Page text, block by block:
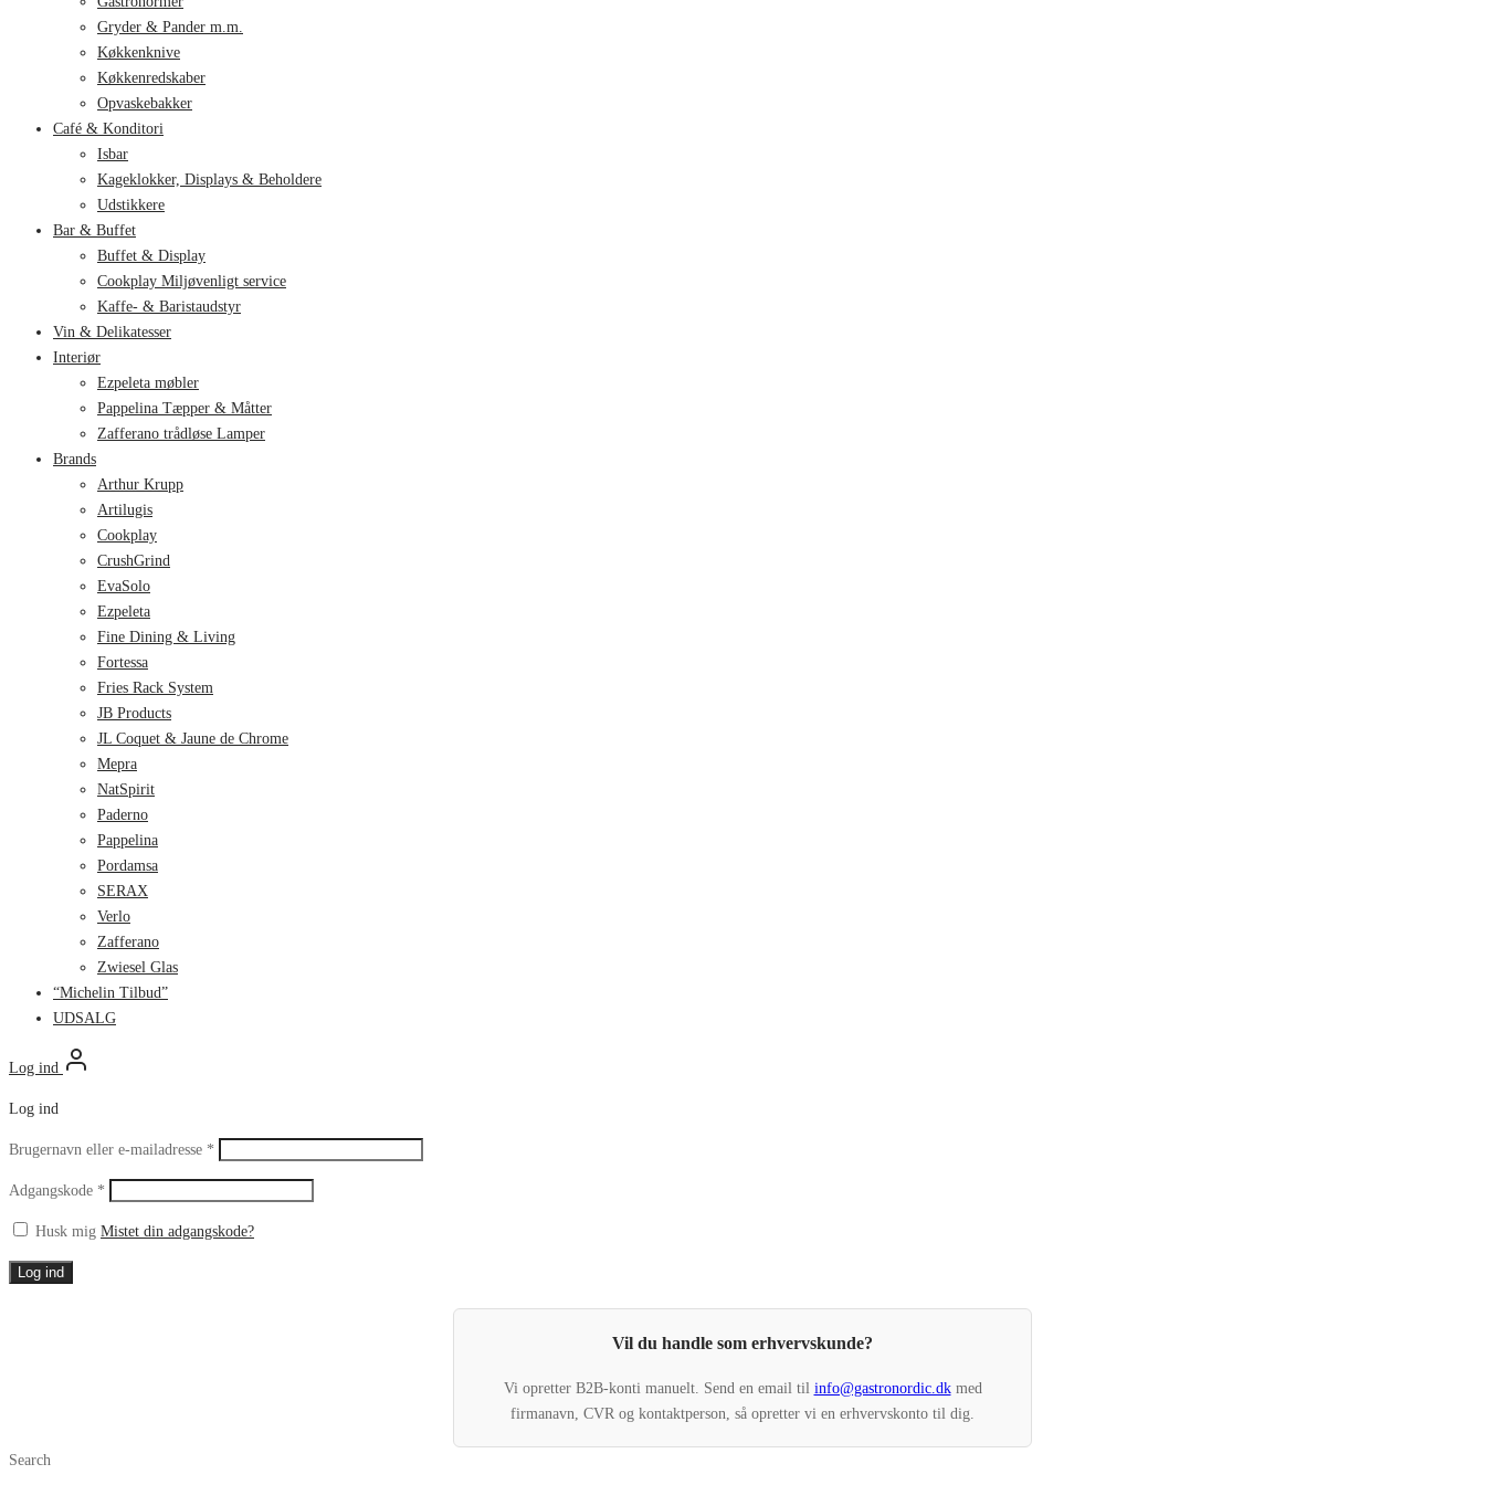
Gryder & Pander m.m.
Køkkenknive
Køkkenredskaber
Opvaskebakker
Café & Konditori
Isbar
Kageklokker, Displays & Beholdere
Udstikkere
Bar & Buffet
Buffet & Display
Cookplay Miljøvenligt service
Kaffe- & Baristaudstyr
Vin & Delikatesser
Interiør
Ezpeleta møbler
Pappelina Tæpper & Måtter
Zafferano trådløse Lamper
Brands
Arthur Krupp
Artilugis
Cookplay
CrushGrind
EvaSolo
Ezpeleta
Fine Dining & Living
Fortessa
Fries Rack System
JB Products
JL Coquet & Jaune de Chrome
Mepra
NatSpirit
Paderno
Pappelina
Pordamsa
SERAX
Verlo
Zafferano
Zwiesel Glas
“Michelin Tilbud”
UDSALG
Log ind
Log ind
Brugernavn eller e-mailadresse *
Adgangskode *
Husk mig Mistet din adgangskode?
Log ind
Vil du handle som erhvervskunde?
Vi opretter B2B-konti manuelt. Send en email til info@gastronordic.dkmed
firmanavn, CVR og kontaktperson, så opretter vi en erhvervskonto til dig.
Search